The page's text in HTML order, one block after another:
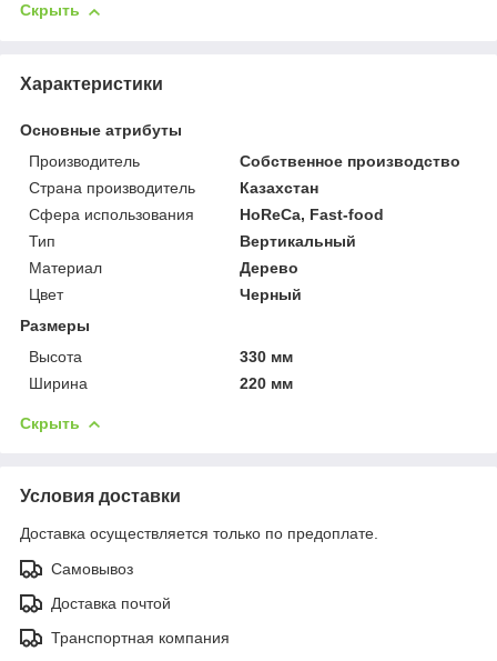
Скрыть
Характеристики
Основные атрибуты
Производитель
Собственное производство
Страна производитель
Казахстан
Сфера использования
HoReCa, Fast-food
Тип
Вертикальный
Материал
Дерево
Цвет
Черный
Размеры
Высота
330 мм
Ширина
220 мм
Скрыть
Условия доставки
Доставка осуществляется только по предоплате.
Самовывоз
Доставка почтой
Транспортная компания